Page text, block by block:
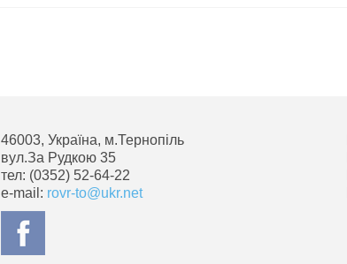
46003, Україна, м.Тернопіль
вул.За Рудкою 35
тел: (0352) 52-64-22
e-mail: rovr-to@ukr.net